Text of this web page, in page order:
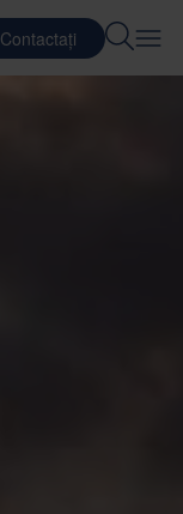
Contactați